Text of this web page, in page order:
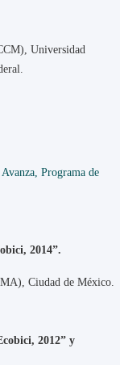
Universidad
Avanza, Programa de
2014”.
Ciudad de México.
2012” y